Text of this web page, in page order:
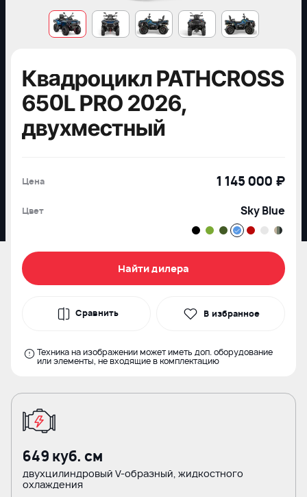
Квадроцикл PATHCROSS
650L PRO 2026,
двухместный
Цена 1 145 000 ₽
Цвет Sky Blue
Найти дилера
Сравнить В избранное
Техника на изображении может иметь доп. оборудование
или элементы, не входящие в комплектацию
649 куб. см
двухцилиндровый V-образный, жидкостного
охлаждения